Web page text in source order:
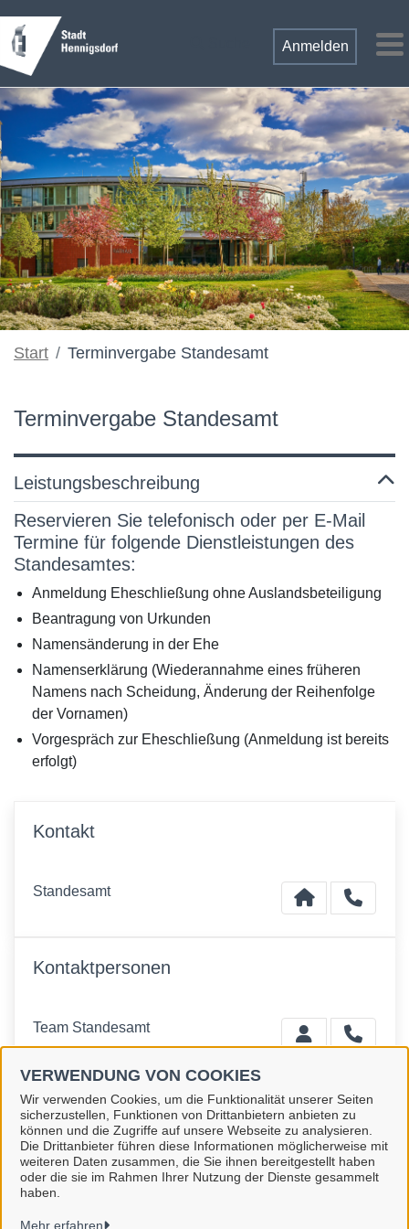
Zum Hauptinhalt springen
VERWENDUNG VON COOKIES
Wir verwenden Cookies, um die Funktionalität unserer Seiten
sicherzustellen, Funktionen von Drittanbietern anbieten zu
können und die Zugriffe auf unsere Webseite zu analysieren.
Die Drittanbieter führen diese Informationen möglicherweise mit
weiteren Daten zusammen, die Sie ihnen bereitgestellt haben
oder die sie im Rahmen Ihrer Nutzung der Dienste gesammelt
haben.
Mehr erfahren
Anmelden
Start Terminvergabe Standesamt
Terminvergabe Standesamt
Leistungsbeschreibung
Reservieren Sie telefonisch oder per E-Mail
Termine für folgende Dienstleistungen des
Standesamtes:
Anmeldung Eheschließung ohne Auslandsbeteiligung
Beantragung von Urkunden
Namensänderung in der Ehe
Namenserklärung (Wiederannahme eines früheren
Namens nach Scheidung, Änderung der Reihenfolge
der Vornamen)
Vorgespräch zur Eheschließung (Anmeldung ist bereits
erfolgt)
Kontakt
Standesamt
Kontaktpersonen
Team Standesamt
Stadt Hennigsdorf
Alle Rechte vorbehalten